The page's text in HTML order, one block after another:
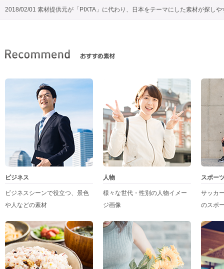
2018/02/01 素材提供元が「PIXTA」に代わり、日本をテーマにした素材が探しや
ビジネス
ビジネスシーンで役立つ、景色
や人などの素材
人物
様々な世代・性別の人物イメー
ジ画像
スポー
サッカ
のスポ